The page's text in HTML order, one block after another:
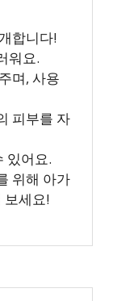
합니다!
워요.
며, 사용
피부를 자
있어요.
위해 아가
보세요!